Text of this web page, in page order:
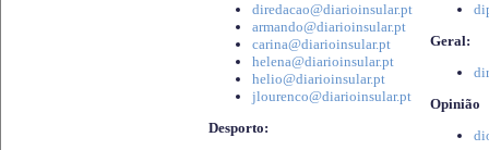
diredacao@diarioinsular.pt
armando@diarioinsular.pt
carina@diarioinsular.pt
helena@diarioinsular.pt
helio@diarioinsular.pt
jlourenco@diarioinsular.pt
Desporto:
Geral:
Opinião